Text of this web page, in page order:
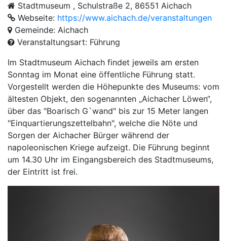
Stadtmuseum , Schulstraße 2, 86551 Aichach
Webseite: https://www.aichach.de/veranstaltungen
Gemeinde: Aichach
Veranstaltungsart: Führung
Im Stadtmuseum Aichach findet jeweils am ersten
Sonntag im Monat eine öffentliche Führung statt.
Vorgestellt werden die Höhepunkte des Museums: vom
ältesten Objekt, den sogenannten „Aichacher Löwen“,
über das "Boarisch G`wand" bis zur 15 Meter langen
"Einquartierungszettelbahn", welche die Nöte und
Sorgen der Aichacher Bürger während der
napoleonischen Kriege aufzeigt. Die Führung beginnt
um 14.30 Uhr im Eingangsbereich des Stadtmuseums,
der Eintritt ist frei.